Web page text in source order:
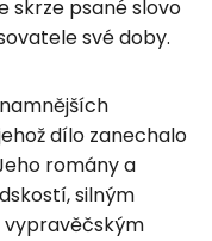
skrze psané slovo
své doby.
dílo zanechalo
romány a
silným